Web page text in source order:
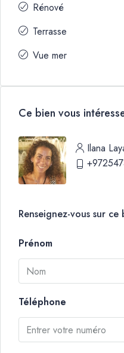
Rénové
Terrasse
Vue mer
Ce bien vous
Ilana
Renseignez-vous sur ce
Prénom
Téléphone